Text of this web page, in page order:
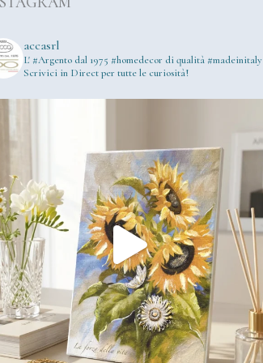
accasrl
L' #Argento dal 1975 #homedecor di qualità #madeinitaly
Scrivici in Direct per tutte le curiosità!